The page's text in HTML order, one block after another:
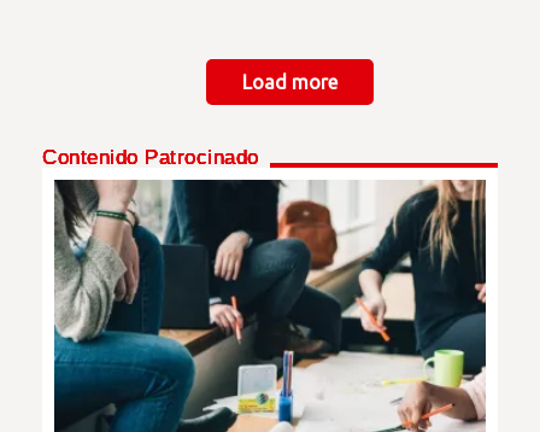
Load more
Contenido Patrocinado